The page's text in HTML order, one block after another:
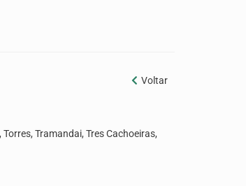
Voltar
Tramandai, Tres Cachoeiras,